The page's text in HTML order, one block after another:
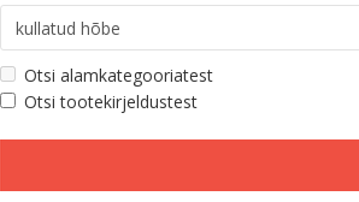
Otsi alamkategooriatest
Otsi tootekirjeldustest